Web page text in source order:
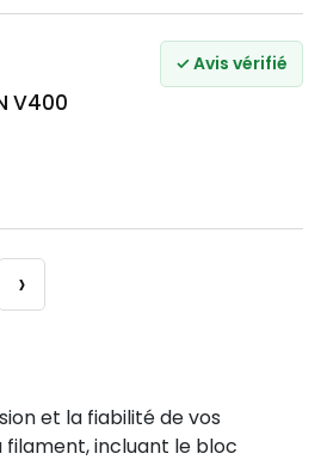
V400
✓ Avis vérifié
›
et la fiabilité de vos
filament, incluant le bloc